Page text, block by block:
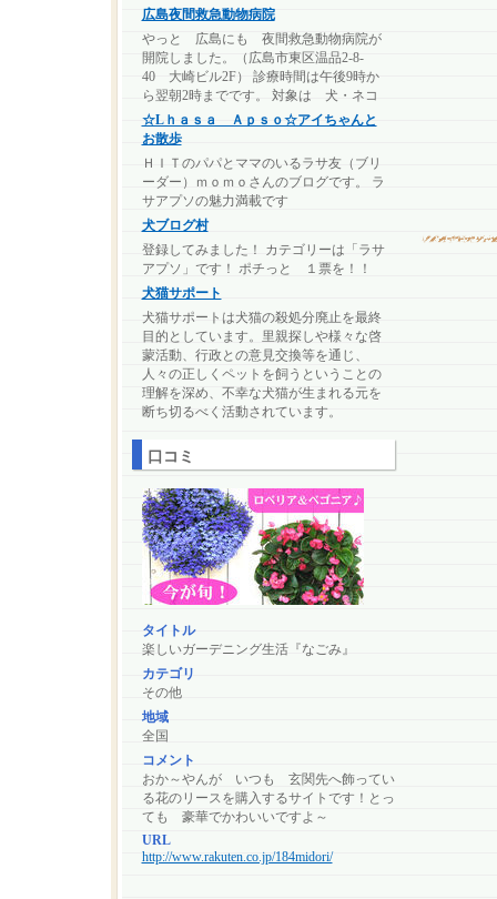
広島夜間救急動物病院
やっと 広島にも 夜間救急動物病院が
開院しました。（広島市東区温品2-8-
40 大崎ビル2F） 診療時間は午後9時か
ら翌朝2時までです。 対象は 犬・ネコ
☆Lｈａｓａ Ａｐｓｏ☆アイちゃんと
お散歩
ＨＩＴのパパとママのいるラサ友（ブリ
ーダー）ｍｏｍｏさんのブログです。 ラ
サアプソの魅力満載です
犬ブログ村
登録してみました！ カテゴリーは「ラサ
アプソ」です！ ポチっと １票を！！
犬猫サポート
犬猫サポートは犬猫の殺処分廃止を最終
目的としています。里親探しや様々な啓
蒙活動、行政との意見交換等を通じ、
人々の正しくペットを飼うということの
理解を深め、不幸な犬猫が生まれる元を
断ち切るべく活動されています。
口コミ
タイトル
楽しいガーデニング生活『なごみ』
カテゴリ
その他
地域
全国
コメント
おか～やんが いつも 玄関先へ飾ってい
る花のリースを購入するサイトです！とっ
ても 豪華でかわいいですよ～
URL
http://www.rakuten.co.jp/184midori/